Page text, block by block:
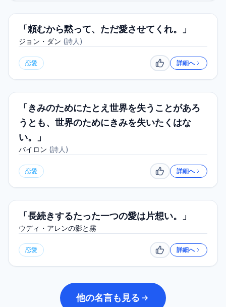
「頼むから黙って、ただ愛させてくれ。」
ジョン・ダン (詩人 )
恋愛 いいね詳細へ
「きみのためにたとえ世界を失うことがあろ
うとも、世界のためにきみを失いたくはな
い。」
バイロン (詩人 )
恋愛 いいね詳細へ
「長続きするたった一つの愛は片想い。」
ウディ・アレンの影と霧
恋愛 いいね詳細へ
他の名言も見る